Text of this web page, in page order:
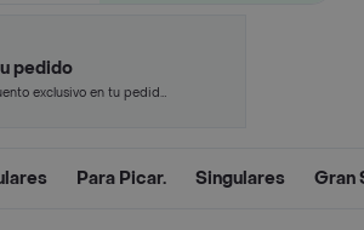
pedido
exclusivo en tu pedido
Para Picar. Singulares Gran